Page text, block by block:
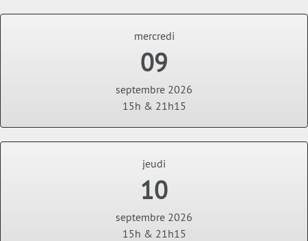
mercredi
09
septembre 2026
15h & 21h15
jeudi
10
septembre 2026
15h & 21h15